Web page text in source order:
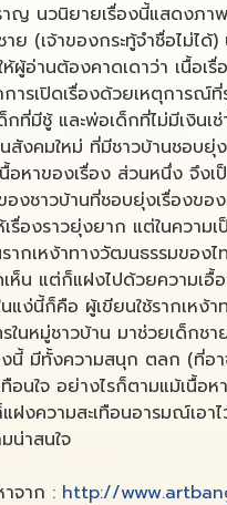
นวนิยายเรื่องนี้แสดงภาพ
ย (เจ้าของกระทู้จำชื่อไม่ได้
ผู้อ่านต้องคาดเดาว่า เนื้อเรื่
ารเปิดเรื่องด้วยเหตุการณ์
กที่มีชู้ และพ่อเด็กที่ไม่มีเงินเ
สังคมใหม่ ที่มีชาวบ้านชอบยุ่
หาของเรื่อง ส่วนหนึ่ง จึงเ
องชาวบ้านที่ชอบยุ่งเรื่องขอ
เรื่องราวยุ่งยาก แต่ในความ
ากเหง้าทางวัฒนธรรมของไ
ห็น แต่ก็แฝงไปด้วยความเอื้
แง่นี้ก็คือ ผู้เขียนใช้รากเหง้
ในหมู่ชาวบ้าน มาช่วยเด็กช
นี้ มีทั้งความสนุก ตลก (ที่อาจ
อนใจ อย่างไรก็ตามแม้เนื้อ
ฝงความสะเทือนอารมณ์เอา
น่าสนใจ
จาก : http://